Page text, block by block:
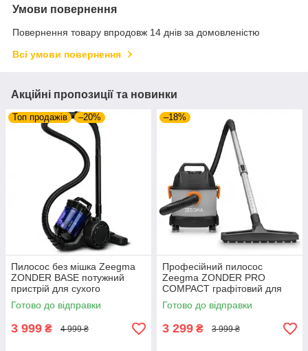
Умови повернення
Повернення товару впродовж 14 днів за домовленістю
Всі умови повернення
Акційні пропозиції та новинки
Топ продажів –20%
Пилосос без мішка Zeegma
ZONDER BASE потужний
пристрій для сухого
прибирання дому з
фільтрацією та легким
очищенням контейнера
Готово до відправки
3 999 ₴ 4 999 ₴
–18%
Професійний пилосос
Zeegma ZONDER PRO
COMPACT графітовий для
якісного прибирання дому та
видалення пилу на
поверхнях
Готово до відправки
3 299 ₴ 3 999 ₴